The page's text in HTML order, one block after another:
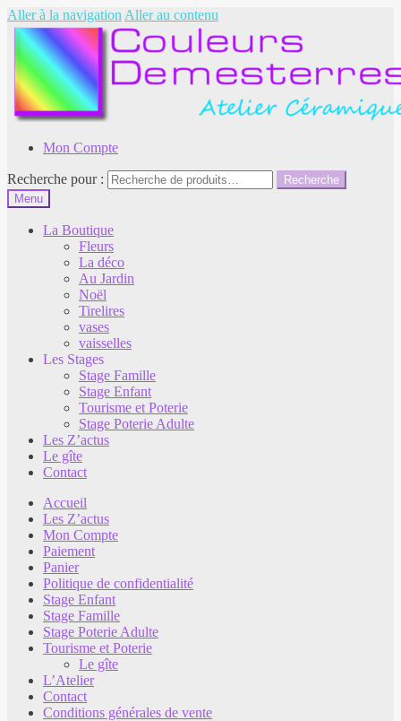
Aller à la navigation Aller au contenu
Mon Compte
Recherche pour :
Recherche
Menu
La Boutique
Fleurs
La déco
Au Jardin
Noël
Tirelires
vases
vaisselles
Les Stages
Stage Famille
Stage Enfant
Tourisme et Poterie
Stage Poterie Adulte
Les Z’actus
Le gîte
Contact
Accueil
Les Z’actus
Mon Compte
Paiement
Panier
Politique de confidentialité
Stage Enfant
Stage Famille
Stage Poterie Adulte
Tourisme et Poterie
Le gîte
L’Atelier
Contact
Conditions générales de vente